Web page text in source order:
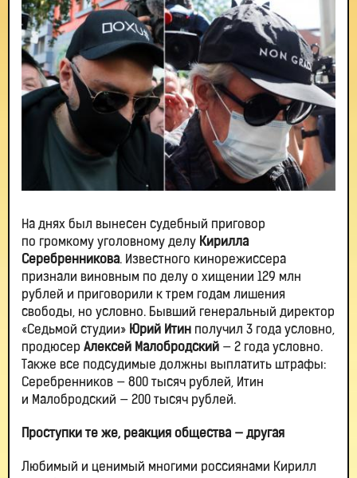
На днях был вынесен судебный приговор
по громкому уголовному делу Кирилла
Серебренникова. Известного кинорежиссера
признали виновным по делу о хищении 129 млн
рублей и приговорили к трем годам лишения
свободы, но условно. Бывший генеральный директор
«Седьмой студии» Юрий Итин получил 3 года условно,
продюсер Алексей Малобродский — 2 года условно.
Также все подсудимые должны выплатить штрафы:
Серебренников — 800 тысяч рублей, Итин
и Малобродский — 200 тысяч рублей.
Проступки те же, реакция общества — другая
Любимый и ценимый многими россиянами Кирилл